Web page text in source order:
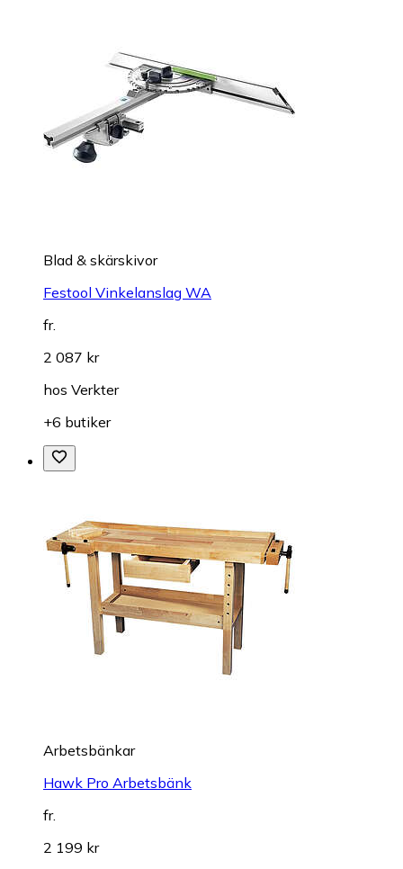
Blad & skärskivor
Festool Vinkelanslag WA
fr.
2 087 kr
hos Verkter
+6 butiker
Arbetsbänkar
Hawk Pro Arbetsbänk
fr.
2 199 kr